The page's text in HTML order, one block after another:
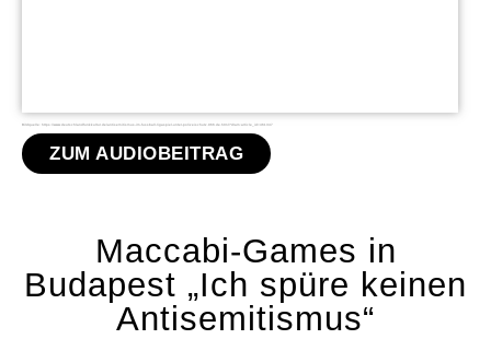
Bildquelle: https://www.deutschlandfunkkultur.de/antisemitismus-im-fussball-ligaspiel-unter-polizeischutz.966.de.html?dram:article_id=461347
ZUM AUDIOBEITRAG
Maccabi-Games in
Budapest „Ich spüre keinen
Antisemitismus“